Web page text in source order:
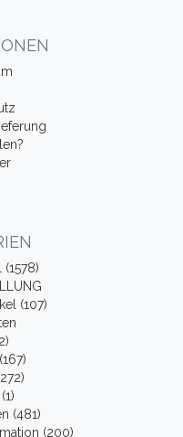
(1578)
(107)
(481)
(200)